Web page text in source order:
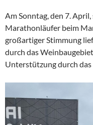
Am Sonntag, den 7.
Marathonläufer beim
großartiger Stimmung
durch das
Unterstützung durch